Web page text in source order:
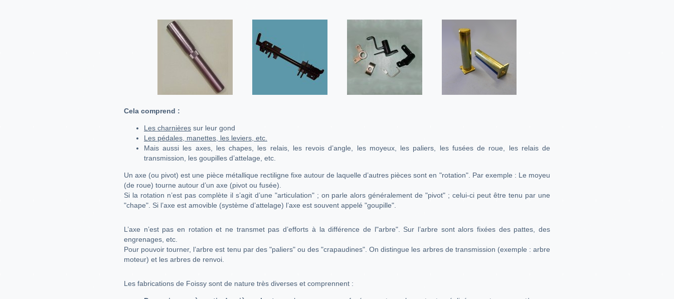
Cela comprend :
Les charnières sur leur gond
Les pédales, manettes, les leviers, etc.
Mais aussi les axes, les chapes, les relais, les revois d’angle, les moyeux, les paliers, les fusées de roue, les relais de
transmission, les goupilles d’attelage, etc.
Un axe (ou pivot) est une pièce métallique rectiligne fixe autour de laquelle d’autres pièces sont en "rotation". Par exemple : Le moyeu
(de roue) tourne autour d’un axe (pivot ou fusée).
Si la rotation n’est pas complète il s’agit d’une "articulation" ; on parle alors généralement de "pivot" ; celui-ci peut être tenu par une
"chape". Si l’axe est amovible (système d’attelage) l’axe est souvent appelé "goupille".
L’axe n’est pas en rotation et ne transmet pas d’efforts à la différence de l"arbre". Sur l’arbre sont alors fixées des pattes, des
engrenages, etc.
Pour pouvoir tourner, l’arbre est tenu par des "paliers" ou des "crapaudines". On distingue les arbres de transmission (exemple : arbre
moteur) et les arbres de renvoi.
Les fabrications de Foissy sont de nature très diverses et comprennent :